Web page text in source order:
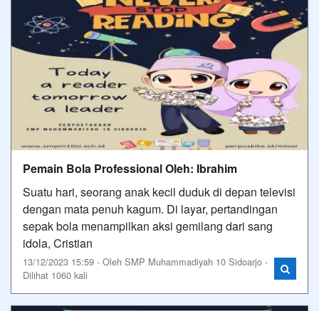
Pemain Bola Professional Oleh: Ibrahim
Suatu hari, seorang anak kecil duduk di depan televisi
dengan mata penuh kagum. Di layar, pertandingan
sepak bola menampilkan aksi gemilang dari sang
idola, Cristian
13/12/2023 15:59 - Oleh SMP Muhammadiyah 10 Sidoarjo -
Dilihat 1060 kali